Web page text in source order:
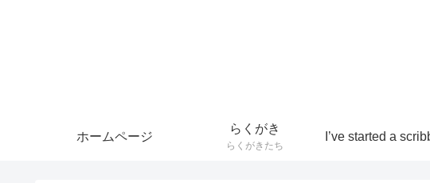
ホームページ
らくがき
らくがきたち